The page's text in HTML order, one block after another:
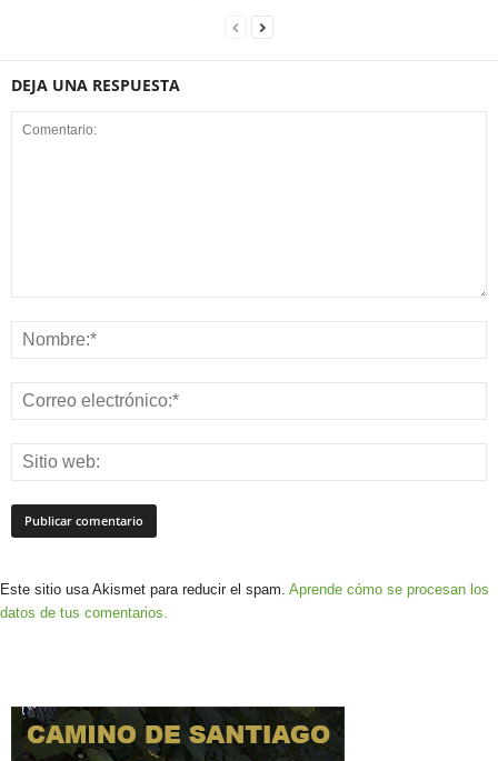
DEJA UNA RESPUESTA
Este sitio usa Akismet para reducir el spam. Aprende cómo se procesan los
datos de tus comentarios.